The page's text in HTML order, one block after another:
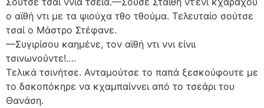
ο αϊθή ντι με τα ψιούχα τθο τθούμα. Τελευταίο σούτσε
τσαί ο Μάστρο Στέφανε.
—Συγιρίσου καημένε, τον αϊθή ντι ννι είνιι
τσινωνούντε!….
Τελικά τσινήτσε. Ανταμούτσε το παπά ξεσκούφουτε με
το δσκοπόκηρε να κχαμπαίννει από το τσεάρι του
Θανάση.